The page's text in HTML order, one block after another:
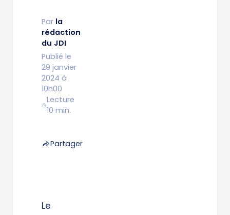
Par la
rédaction
du JDI
Publié le
29 janvier
2024 à
10h00
Lecture
10 min.
Partager
Le